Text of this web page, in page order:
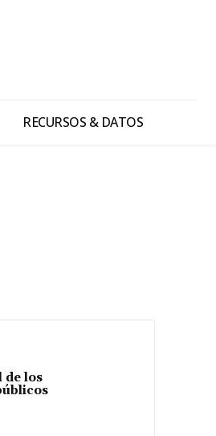
RECURSOS & DATOS
de los